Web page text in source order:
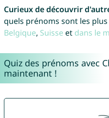
Curieux de découvrir
quels prénoms sont les
Belgique, Suisse et dans le
Quiz des prénoms avec
maintenant !